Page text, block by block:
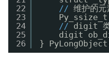
22
23
24
25
26
// 维护的元
// digit 类
digit
}